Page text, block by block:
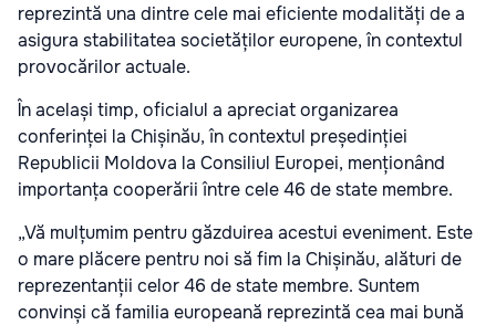
reprezintă una dintre cele mai eficiente modalități de a
asigura stabilitatea societăților europene, în contextul
provocărilor actuale.
În același timp, oficialul a apreciat organizarea
conferinței la Chișinău, în contextul președinției
Republicii Moldova la Consiliul Europei, menționând
importanța cooperării între cele 46 de state membre.
„Vă mulțumim pentru găzduirea acestui eveniment. Este
o mare plăcere pentru noi să fim la Chișinău, alături de
reprezentanții celor 46 de state membre. Suntem
convinși că familia europeană reprezintă cea mai bună